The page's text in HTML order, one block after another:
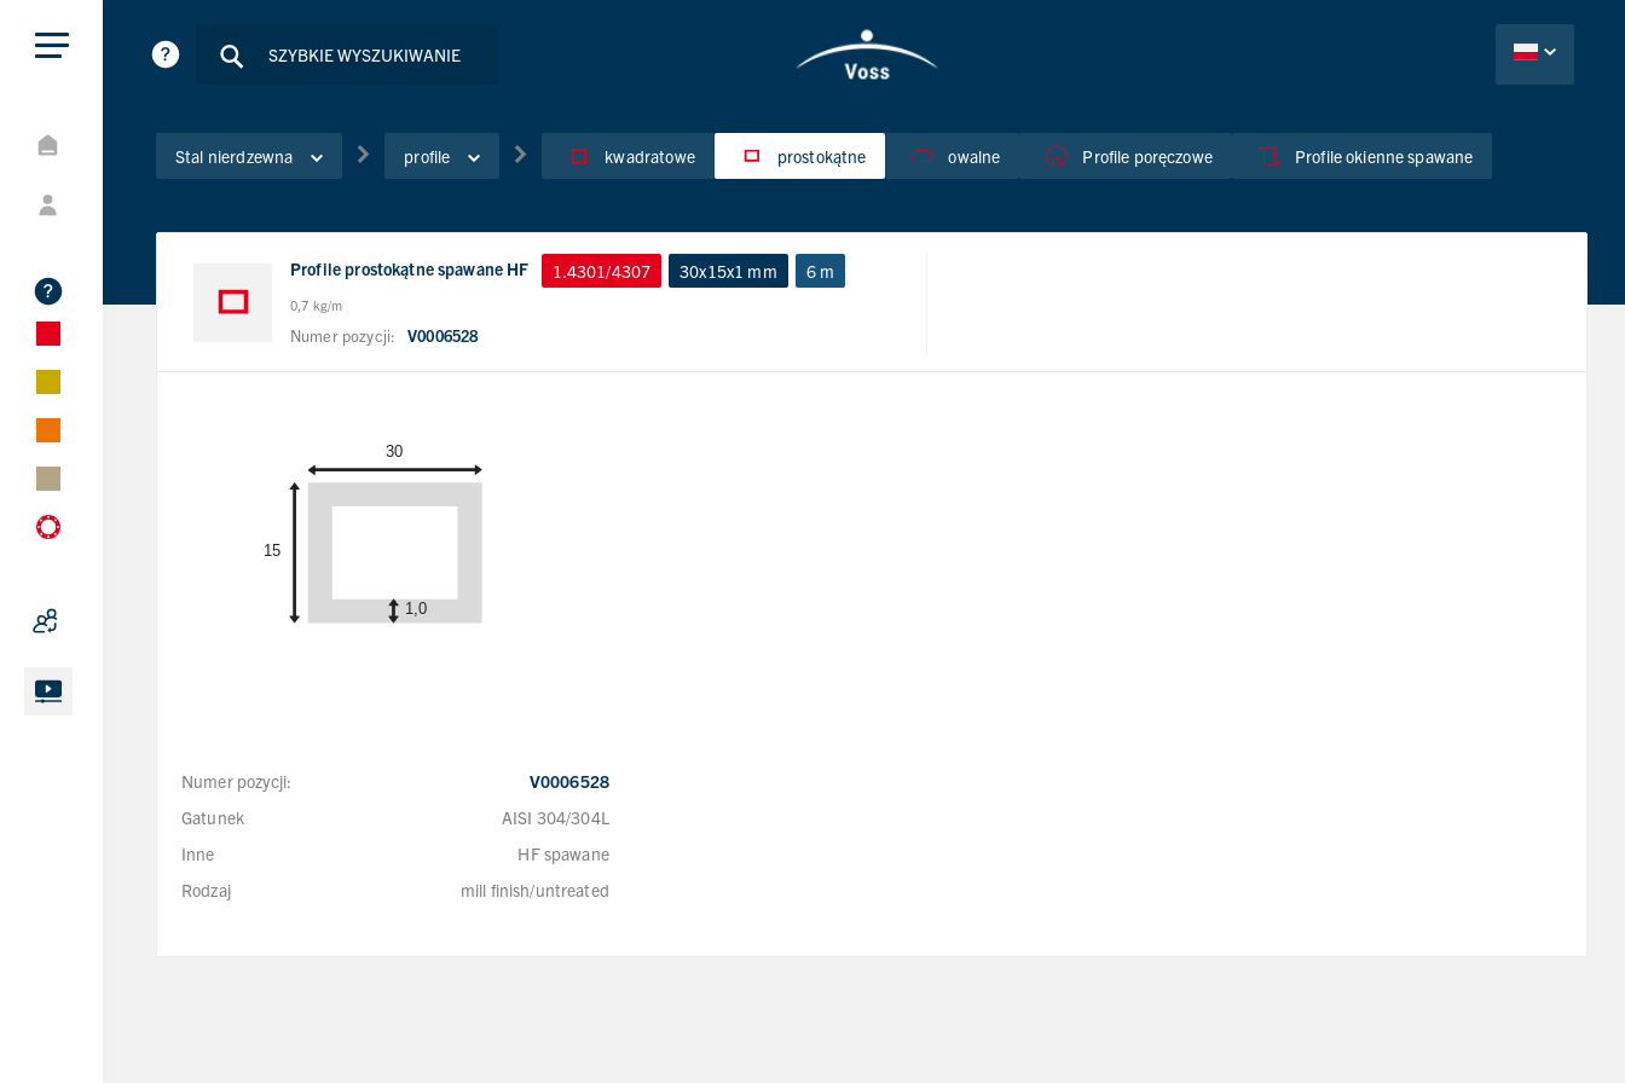
Stal nierdzewna profile kwadratowe prostokątne owalne Profile poręczowe Profile okienne spawane
Profile prostokątne spawane HF 1.4301/4307 30x15x1 mm 6 m
0,7 kg/m
Numer pozycji: V0006528
Numer pozycji:
V0006528
Gatunek
AISI 304/304L
Inne
HF spawane
Rodzaj
mill finish/untreated